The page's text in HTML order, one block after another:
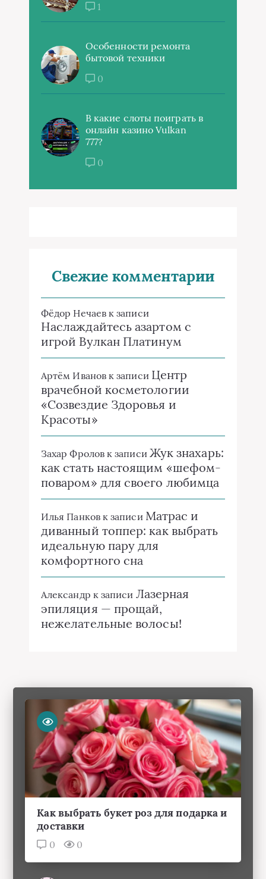
1
Особенности ремонта
бытовой техники
0
В какие слоты поиграть в
онлайн казино Vulkan
777?
0
Свежие комментарии
Фёдор Нечаевк записи
Наслаждайтесь азартом с
игрой Вулкан Платинум
Артём Ивановк записи Центр
врачебной косметологии
«Созвездие Здоровья и
Красоты»
Захар Фроловк записи Жук знахарь:
как стать настоящим «шефом-
поваром» для своего любимца
Илья Панковк записи Матрас и
диванный топпер: как выбрать
идеальную пару для
комфортного сна
Александр к записи Лазерная
эпиляция — прощай,
нежелательные волосы!
Как выбрать букет роз для подарка и
доставки
0 0